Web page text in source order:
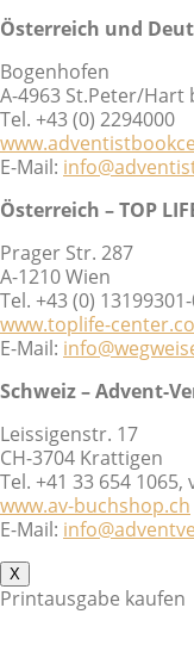
Österreich und
Bogenhofen
A-4963 St.Peter/Hart
Tel. +43 (0) 2294000
E-Mail:
Österreich – TOP
Prager Str. 287
A-1210 Wien
Tel. +43 (0)
www.toplife-
E-Mail:
Schweiz – Advent-
Leissigenstr. 17
CH-3704 Krattigen
Tel. +41 33 654
www.av-buchshop.ch
E-Mail:
X
Printausgabe kaufen